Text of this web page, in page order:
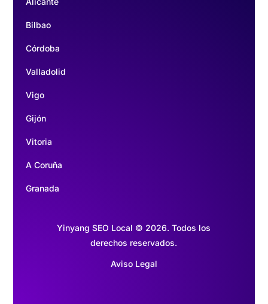
Bilbao
Córdoba
Valladolid
Vigo
Gijón
Vitoria
A Coruña
Granada
Yinyang SEO Local © 2026. Todos los
derechos reservados.
Aviso Legal